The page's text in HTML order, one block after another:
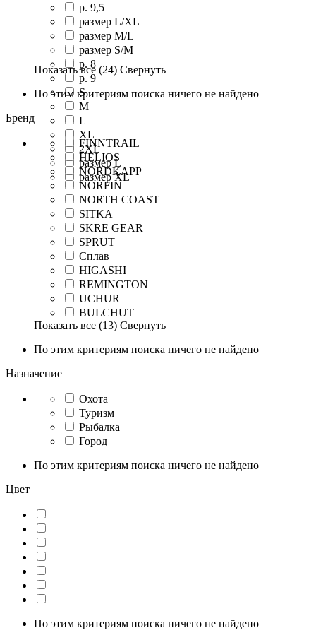
р. 9,5
размер L/XL
размер M/L
размер S/M
р. 8
р. 9
S
M
L
XL
2XL
размер L
размер XL
Показать все (24) Свернуть
По этим критериям поиска ничего не найдено
Бренд
FINNTRAIL
HELIOS
NORDKAPP
NORFIN
NORTH COAST
SITKA
SKRE GEAR
SPRUT
Сплав
HIGASHI
REMINGTON
UCHUR
BULCHUT
Показать все (13) Свернуть
По этим критериям поиска ничего не найдено
Назначение
Охота
Туризм
Рыбалка
Город
По этим критериям поиска ничего не найдено
Цвет
По этим критериям поиска ничего не найдено